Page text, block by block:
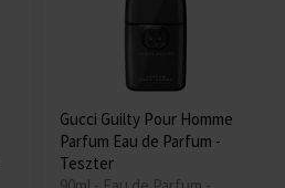
Gucci Guilty Pour Homme
Parfum Eau de Parfum -
Teszter